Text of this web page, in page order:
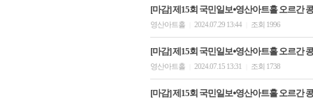
[마감] 제15회 국민일보⦁영산아트홀 오르간
영산아트홀 2024.07.29 13:44 조회 1996
[마감] 제15회 국민일보⦁영산아트홀 오르간
영산아트홀 2024.07.15 13:31 조회 1738
[마감] 제15회 국민일보⦁영산아트홀 오르간